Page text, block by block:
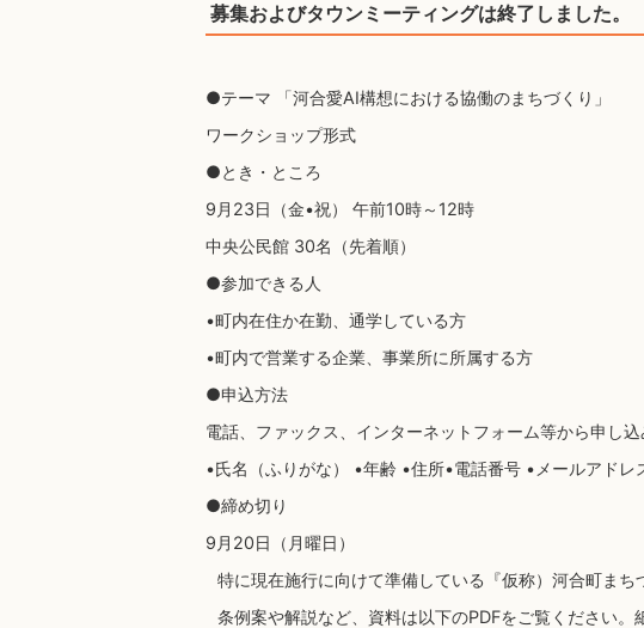
募集およびタウンミーティングは終了しました。
●テーマ 「河合愛AI構想における協働のまちづくり」
ワークショップ形式
●とき・ところ
9月23日（金•祝） 午前10時～12時
中央公民館 30名（先着順）
●参加できる人
•町内在住か在勤、通学している方
•町内で営業する企業、事業所に所属する方
●申込方法
電話、ファックス、インターネットフォーム等から申し
•氏名（ふりがな） •年齢 •住所•電話番号 •メールアド
●締め切り
9月20日（月曜日）
特に現在施行に向けて準備している『仮称）河合町まち
条例案や解説など、資料は以下のPDFをご覧ください